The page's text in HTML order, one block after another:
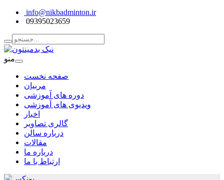
info@nikbadminton.ir
09395023659
منو
صفحه نخست
مربیان
دوره های آموزشی
ویدیوی های آموزشی
اخبار
گالری تصاویر
درباره سالن
مقالات
درباره ما
ارتباط با ما